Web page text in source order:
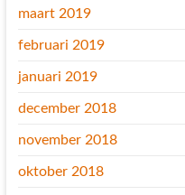
maart 2019
februari 2019
januari 2019
december 2018
november 2018
oktober 2018